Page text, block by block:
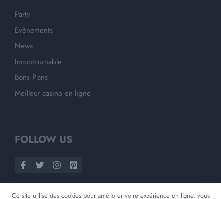
Party
Evènements
News
Incontournable
Bons Plans
Meilleur casino en ligne
FOLLOW US
Ce site utilise des cookies pour améliorer votre expérience en ligne, vous